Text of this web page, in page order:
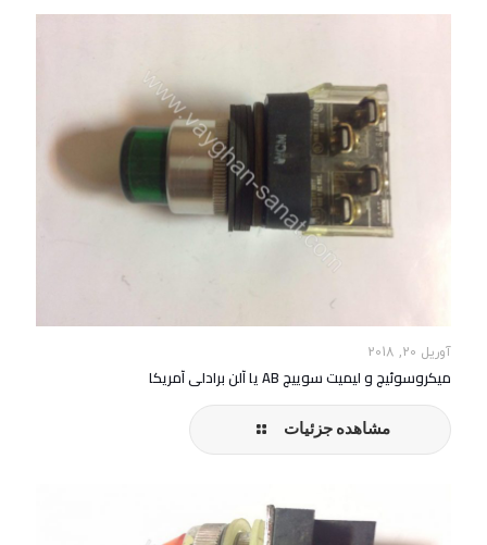
آوریل 20, 2018
میکروسوئیچ و لیمیت سوییچ AB یا آلن برادلی آمریکا
مشاهده جزئیات